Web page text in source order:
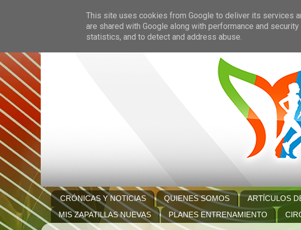
CRÓNICAS Y NOTICIAS QUIENES SOMOS ARTÍCULOS
MIS ZAPATILLAS NUEVAS
PLANES ENTRENAMIENTO
This site uses cookies from Google to deliver its services
are shared with Google along with performance and
statistics, and to detect and address abuse.